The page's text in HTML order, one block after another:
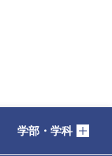
学部・学科